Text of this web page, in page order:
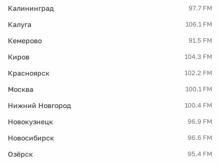
Калининград 97.7 FM
Калуга 106.1 FM
Кемерово 91.5 FM
Киров 104.3 FM
Красноярск 102.2 FM
Москва 100.1 FM
Нижний Новгород 100.4 FM
Новокузнецк 96.9 FM
Новосибирск 96.6 FM
Озёрск 95.4 FM